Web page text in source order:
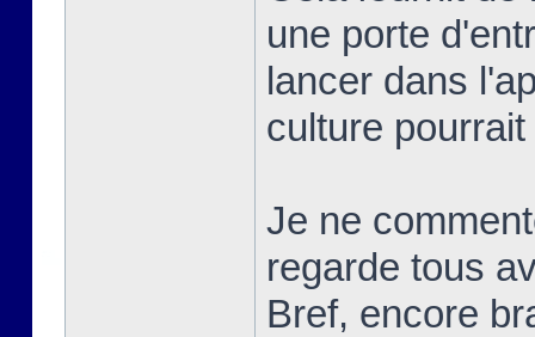
une porte
lancer dans
culture
Je ne
regarde tous
Bref, encore